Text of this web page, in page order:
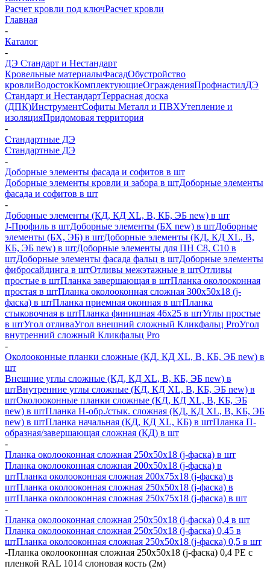
Расчет кровли под ключРасчет кровли
Главная
-
Каталог
-
ДЭ Стандарт и Нестандарт
Кровельные материалыФасадОбустройство
кровлиВодостокКомплектующиеОгражденияПрофнастилДЭ
Стандарт и НестандартТеррасная доска
(ДПК)ИнструментСофиты Металл и ПВХУтепление и
изоляцияПридомовая территория
-
Стандартные ДЭ
Стандартные ДЭ
-
Доборные элементы фасада и софитов в шт
Доборные элементы кровли и забора в штДоборные элементы
фасада и софитов в шт
-
Доборные элементы (КД, КД XL, В, КБ, ЭБ new) в шт
J-Профиль в штДоборные элементы (БХ new) в штДоборные
элементы (БХ, ЭБ) в штДоборные элементы (КД, КД XL, В,
КБ, ЭБ new) в штДоборные элементы для ПН С8, С10 в
штДоборные элементы фасада фальц в штДоборные элементы
фибросайдинга в штОтливы межэтажные в штОтливы
простые в штПланка завершающая в штПланка околооконная
простая в штПланка околооконная сложная 300х50х18 (j-
фаска) в штПланка приемная оконная в штПланка
стыковочная в штПланка финишная 46х25 в штУглы простые
в штУгол отливаУгол внешний сложный Кликфальц ProУгол
внутренний сложный Кликфальц Pro
-
Околооконные планки сложные (КД, КД XL, В, КБ, ЭБ new) в
шт
Внешние углы сложные (КД, КД XL, В, КБ, ЭБ new) в
штВнутренние углы сложные (КД, КД XL, В, КБ, ЭБ new) в
штОколооконные планки сложные (КД, КД XL, В, КБ, ЭБ
new) в штПланка H-обр./стык. сложная (КД, КД XL, В, КБ, ЭБ
new) в штПланка начальная (КД, КД XL, КБ) в штПланка П-
образная/завершающая сложная (КД) в шт
-
Планка околооконная сложная 250х50х18 (j-фаска) в шт
Планка околооконная сложная 200х50х18 (j-фаска) в
штПланка околооконная сложная 200х75х18 (j-фаска) в
штПланка околооконная сложная 250х50х18 (j-фаска) в
штПланка околооконная сложная 250х75х18 (j-фаска) в шт
-
Планка околооконная сложная 250х50х18 (j-фаска) 0,4 в шт
Планка околооконная сложная 250х50х18 (j-фаска) 0,45 в
штПланка околооконная сложная 250х50х18 (j-фаска) 0,5 в шт
-Планка околооконная сложная 250х50х18 (j-фаска) 0,4 PE с
пленкой RAL 1014 слоновая кость (2м)